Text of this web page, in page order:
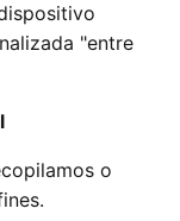
"entre
o